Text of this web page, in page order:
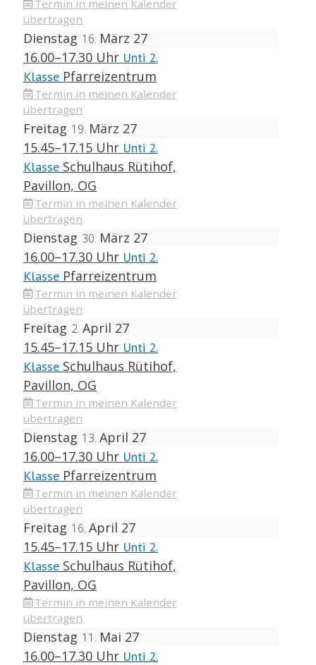
Termin in meinen Kalender
übertragen
Dienstag 16 März 27
16.00–17.30 Uhr Unti 2.
Klasse Pfarreizentrum
Termin in meinen Kalender
übertragen
Freitag 19 März 27
15.45–17.15 Uhr Unti 2.
Klasse Schulhaus Rütihof,
Pavillon, OG
Termin in meinen Kalender
übertragen
Dienstag 30 März 27
16.00–17.30 Uhr Unti 2.
Klasse Pfarreizentrum
Termin in meinen Kalender
übertragen
Freitag 2 April 27
15.45–17.15 Uhr Unti 2.
Klasse Schulhaus Rütihof,
Pavillon, OG
Termin in meinen Kalender
übertragen
Dienstag 13 April 27
16.00–17.30 Uhr Unti 2.
Klasse Pfarreizentrum
Termin in meinen Kalender
übertragen
Freitag 16 April 27
15.45–17.15 Uhr Unti 2.
Klasse Schulhaus Rütihof,
Pavillon, OG
Termin in meinen Kalender
übertragen
Dienstag 11 Mai 27
16.00–17.30 Uhr Unti 2.